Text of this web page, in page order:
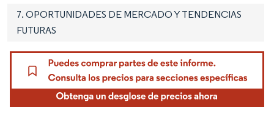
7. OPORTUNIDADES DE MERCADO Y TENDENCIAS
FUTURAS